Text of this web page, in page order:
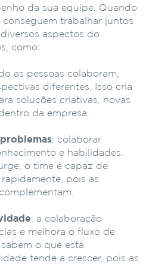
da sua equipe. Quando
trabalhar juntos
aspectos do
como:
as pessoas colaboram,
diferentes. Isso cria
soluções criativas, novas
da empresa.
: colaborar
e habilidades.
o time é capaz de
pois as
: a colaboração
e melhora o fluxo de
o que está
tende a crescer, pois as